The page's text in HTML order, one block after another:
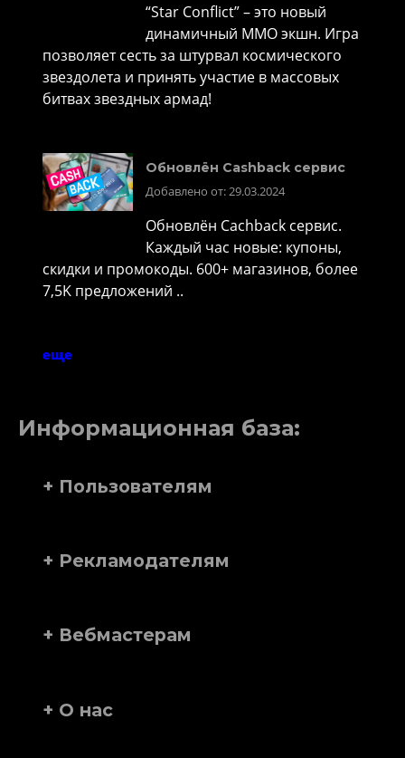
“Star Conflict” – это новый
динамичный MMO экшн. Игра
позволяет сесть за штурвал космического
звездолета и принять участие в массовых
битвах звездных армад!
Обновлён Cashback сервис
Добавлено от: 29.03.2024
Обновлён Cachback сервис.
Каждый час новые: купоны,
скидки и промокоды. 600+ магазинов, более
7,5K предложений ..
еще
Информационная база:
+ Пользователям
+ Рекламодателям
+ Вебмастерам
+ О нас